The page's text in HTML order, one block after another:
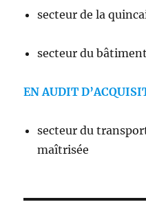
secteur de la
secteur du
EN AUDIT
secteur du
maîtrisée